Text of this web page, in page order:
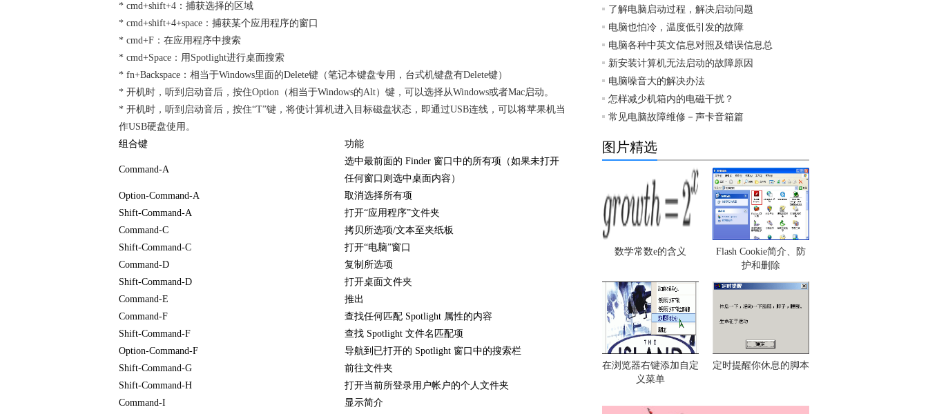
* cmd+shift+4：捕获选择的区域
* cmd+shift+4+space：捕获某个应用程序的窗口
* cmd+F：在应用程序中搜索
* cmd+Space：用Spotlight进行桌面搜索
* fn+Backspace：相当于Windows里面的Delete键（笔记本键盘专用，台式机键盘有Delete键）
* 开机时，听到启动音后，按住Option（相当于Windows的Alt）键，可以选择从Windows或者Mac启动。
* 开机时，听到启动音后，按住“T”键，将使计算机进入目标磁盘状态，即通过USB连线，可以将苹果机当
作USB硬盘使用。
组合键
功能
Command-A
选中最前面的 Finder 窗口中的所有项（如果未打开
任何窗口则选中桌面内容）
Option-Command-A
取消选择所有项
Shift-Command-A
打开“应用程序”文件夹
Command-C
拷贝所选项/文本至夹纸板
Shift-Command-C
打开“电脑”窗口
Command-D
复制所选项
Shift-Command-D
打开桌面文件夹
Command-E
推出
Command-F
查找任何匹配 Spotlight 属性的内容
Shift-Command-F
查找 Spotlight 文件名匹配项
Option-Command-F
导航到已打开的 Spotlight 窗口中的搜索栏
Shift-Command-G
前往文件夹
Shift-Command-H
打开当前所登录用户帐户的个人文件夹
Command-I
显示简介
了解电脑启动过程，解决启动问题
电脑也怕冷，温度低引发的故障
电脑各种中英文信息对照及错误信息总
新安装计算机无法启动的故障原因
电脑噪音大的解决办法
怎样减少机箱内的电磁干扰？
常见电脑故障维修－声卡音箱篇
图片精选
数学常数e的含义
Flash Cookie简介、防
护和删除
在浏览器右键添加自定
义菜单
定时提醒你休息的脚本